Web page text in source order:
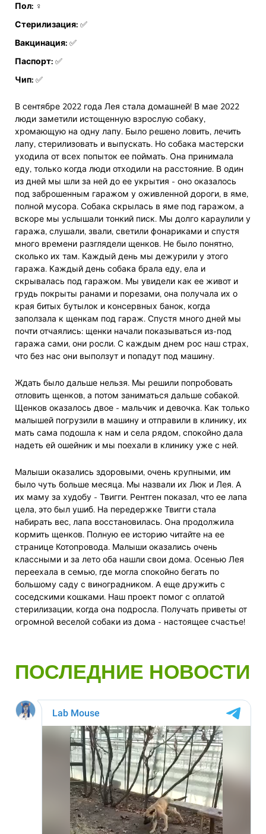
Пол: ♀
Стерилизация: ✅
Вакцинация: ✅
Паспорт: ✅
Чип: ✅
В сентябре 2022 года Лея стала домашней! В мае 2022
люди заметили истощенную взрослую собаку,
хромающую на одну лапу. Было решено ловить, лечить
лапу, стерилизовать и выпускать. Но собака мастерски
уходила от всех попыток ее поймать. Она принимала
еду, только когда люди отходили на расстояние. В один
из дней мы шли за ней до ее укрытия - оно оказалось
под заброшенным гаражом у оживленной дороги, в яме,
полной мусора. Собака скрылась в яме под гаражом, а
вскоре мы услышали тонкий писк. Мы долго караулили у
гаража, слушали, звали, светили фонариками и спустя
много времени разглядели щенков. Не было понятно,
сколько их там. Каждый день мы дежурили у этого
гаража. Каждый день собака брала еду, ела и
скрывалась под гаражом. Мы увидели как ее живот и
грудь покрыты ранами и порезами, она получала их о
края битых бутылок и консервных банок, когда
заползала к щенкам под гараж. Спустя много дней мы
почти отчаялись: щенки начали показываться из-под
гаража сами, они росли. С каждым днем рос наш страх,
что без нас они выползут и попадут под машину.
Ждать было дальше нельзя. Мы решили попробовать
отловить щенков, а потом заниматься дальше собакой.
Щенков оказалось двое - мальчик и девочка. Как только
малышей погрузили в машину и отправили в клинику, их
мать сама подошла к нам и села рядом, спокойно дала
надеть ей ошейник и мы поехали в клинику уже с ней.
Малыши оказались здоровыми, очень крупными, им
было чуть больше месяца. Мы назвали их Люк и Лея. А
их маму за худобу - Твигги. Рентген показал, что ее лапа
цела, это был ушиб. На передержке Твигги стала
набирать вес, лапа восстановилась. Она продолжила
кормить щенков. Полную ее историю читайте на ее
странице Котопровода. Малыши оказались очень
классными и за лето оба нашли свои дома. Осенью Лея
переехала в семью, где могла спокойно бегать по
большому саду с виноградником. А еще дружить с
соседскими кошками. Наш проект помог с оплатой
стерилизации, когда она подросла. Получать приветы от
огромной веселой собаки из дома - настоящее счастье!
ПОСЛЕДНИЕ НОВОСТИ